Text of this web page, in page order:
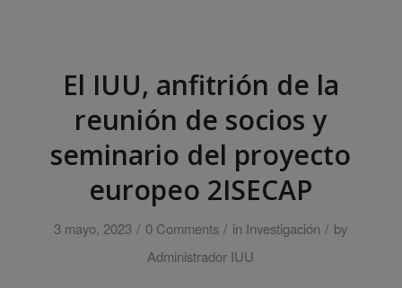
El IUU, anfitrión de la
reunión de socios y
seminario del proyecto
europeo 2ISECAP
3 mayo, 2023 / 0 Comments / in Investigación / by
Administrador IUU